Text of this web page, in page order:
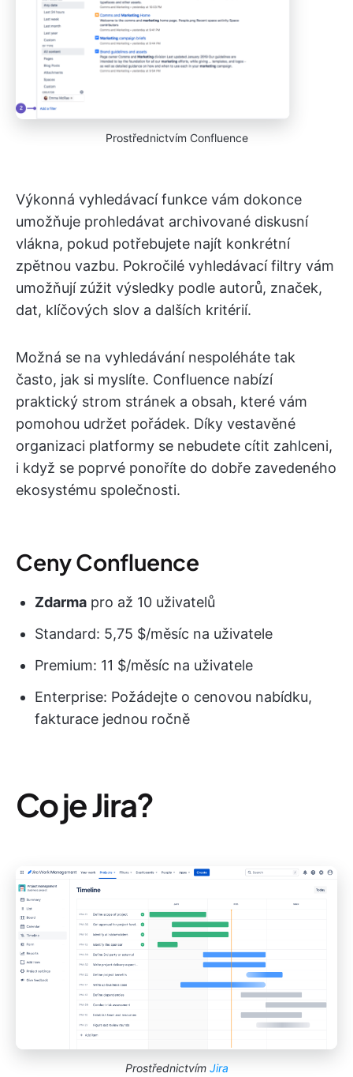
Prostřednictvím Confluence
Výkonná vyhledávací funkce vám dokonce
umožňuje prohledávat archivované diskusní
vlákna, pokud potřebujete najít konkrétní
zpětnou vazbu. Pokročilé vyhledávací filtry vám
umožňují zúžit výsledky podle autorů, značek,
dat, klíčových slov a dalších kritérií.
Možná se na vyhledávání nespoléháte tak
často, jak si myslíte. Confluence nabízí
praktický strom stránek a obsah, které vám
pomohou udržet pořádek. Díky vestavěné
organizaci platformy se nebudete cítit zahlceni,
i když se poprvé ponoříte do dobře zavedeného
ekosystému společnosti.
Ceny Confluence
Zdarma pro až 10 uživatelů
Standard: 5,75 $/měsíc na uživatele
Premium: 11 $/měsíc na uživatele
Enterprise: Požádejte o cenovou nabídku,
fakturace jednou ročně
Co je Jira?
Prostřednictvím Jira